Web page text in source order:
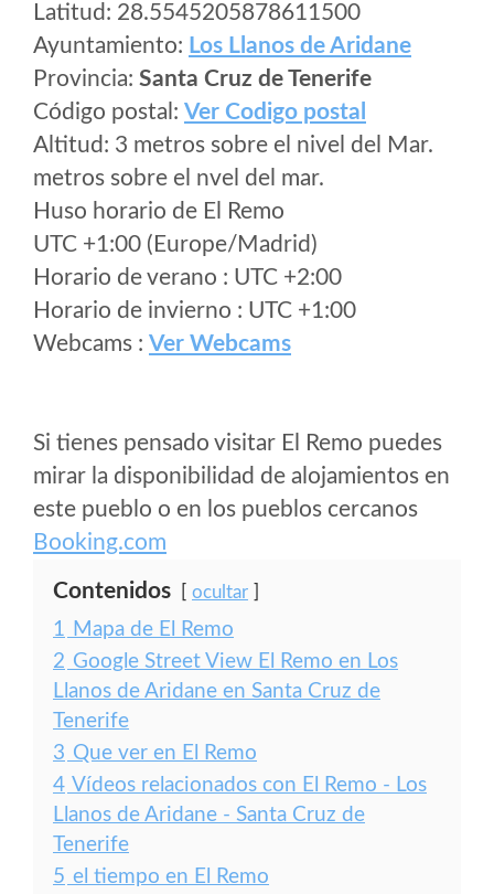
Latitud: 28.5545205878611500
Ayuntamiento: Los Llanos de Aridane
Provincia: Santa Cruz de Tenerife
Código postal: Ver Codigo postal
Altitud: 3 metros sobre el nivel del Mar.
metros sobre el nvel del mar.
Huso horario de El Remo
UTC +1:00 (Europe/Madrid)
Horario de verano : UTC +2:00
Horario de invierno : UTC +1:00
Webcams : Ver Webcams
Si tienes pensado visitar El Remo puedes
mirar la disponibilidad de alojamientos en
este pueblo o en los pueblos cercanos
Booking.com
Contenidos ocultar
1 Mapa de El Remo
2 Google Street View El Remo en Los
Llanos de Aridane en Santa Cruz de
Tenerife
3 Que ver en El Remo
4 Vídeos relacionados con El Remo - Los
Llanos de Aridane - Santa Cruz de
Tenerife
5 el tiempo en El Remo